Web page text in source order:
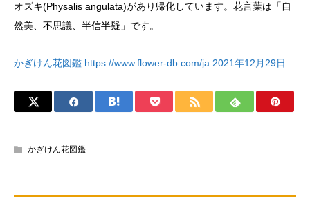
オズキ(Physalis angulata)があり帰化しています。花言葉は「自
然美、不思議、半信半疑」です。
かぎけん花図鑑 https://www.flower-db.com/ja 2021年12月29日
かぎけん花図鑑